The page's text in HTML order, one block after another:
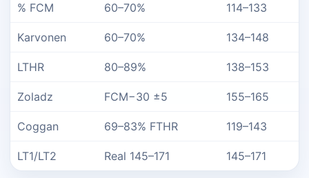
% FCM 60–70% 114–133
Karvonen 60–70% 134–148
LTHR 80–89% 138–153
Zoladz FCM−30 ±5 155–165
Coggan 69–83% FTHR 119–143
LT1/LT2 Real 145–171 145–171